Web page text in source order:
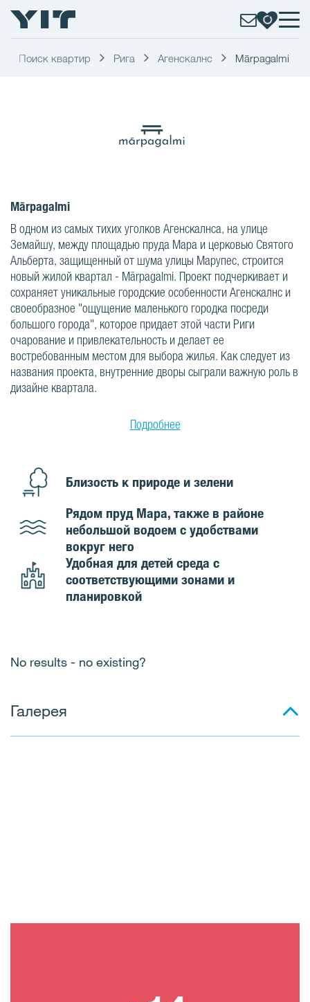
Поиск квартир Рига Агенскалнс Mārpagalmi
Mārpagalmi
В одном из самых тихих уголков Агенскалнса, на улице
Земайшу, между площадью пруда Мара и церковью Святого
Альберта, защищенный от шума улицы Марупес, строится
новый жилой квартал - Mārpagalmi. Проект подчеркивает и
сохраняет уникальные городские особенности Агенскалнс и
своеобразное "ощущение маленького городка посреди
большого города", которое придает этой части Риги
очарование и привлекательность и делает ее
востребованным местом для выбора жилья. Как следует из
названия проекта, внутренние дворы сыграли важную роль в
дизайне квартала.
Подробнее
Близость к природе и зелени
Рядом пруд Мара, также в районе
небольшой водоем с удобствами
вокруг него
Удобная для детей среда с
соответствующими зонами и
планировкой
No results - no existing?
Галерея